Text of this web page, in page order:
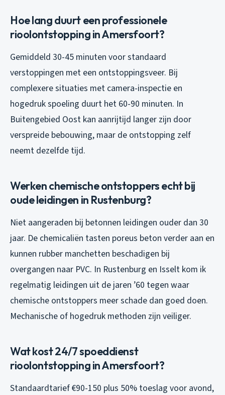
Hoe lang duurt een professionele
rioolontstopping in Amersfoort?
Gemiddeld 30-45 minuten voor standaard
verstoppingen met een ontstoppingsveer. Bij
complexere situaties met camera-inspectie en
hogedruk spoeling duurt het 60-90 minuten. In
Buitengebied Oost kan aanrijtijd langer zijn door
verspreide bebouwing, maar de ontstopping zelf
neemt dezelfde tijd.
Werken chemische ontstoppers echt bij
oude leidingen in Rustenburg?
Niet aangeraden bij betonnen leidingen ouder dan 30
jaar. De chemicaliën tasten poreus beton verder aan en
kunnen rubber manchetten beschadigen bij
overgangen naar PVC. In Rustenburg en Isselt kom ik
regelmatig leidingen uit de jaren ’60 tegen waar
chemische ontstoppers meer schade dan goed doen.
Mechanische of hogedruk methoden zijn veiliger.
Wat kost 24/7 spoeddienst
rioolontstopping in Amersfoort?
Standaardtarief €90-150 plus 50% toeslag voor avond,